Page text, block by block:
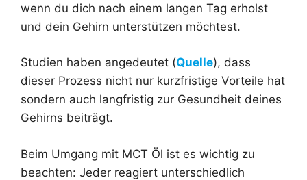
wenn du dich nach einem langen Tag erholst
und dein Gehirn unterstützen möchtest.
Studien haben angedeutet (Quelle), dass
dieser Prozess nicht nur kurzfristige Vorteile hat
sondern auch langfristig zur Gesundheit deines
Gehirns beiträgt.
Beim Umgang mit MCT Öl ist es wichtig zu
beachten: Jeder reagiert unterschiedlich